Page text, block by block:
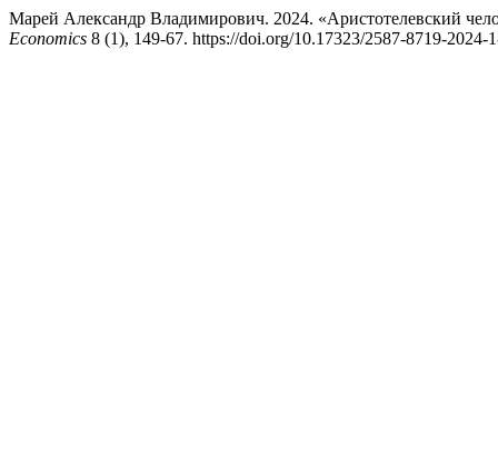
Марей Александр Владимирович. 2024. «Аристотелевский
Economics 8 (1), 149-67. https://doi.org/10.17323/2587-8719-2024-